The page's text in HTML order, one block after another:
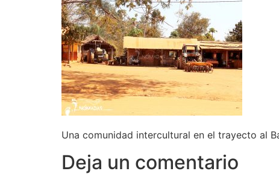
Una comunidad intercultural en el trayecto al
Deja un comentario